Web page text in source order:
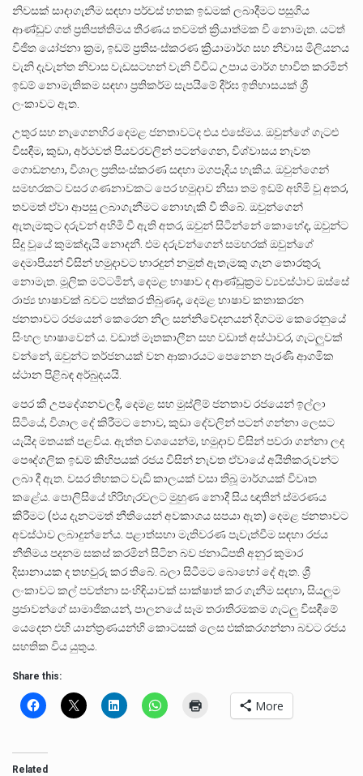
නිවසක් සාදාගැනීම සඳහා පර්චස් හතක ඉඩමක් ලබාදීමට පසුගිය
ආණ්ඩුව ගත් ප්‍රතිපත්තිමය තීරණය තවමත් ක්‍රියාත්මක වී නොමැත. යටත්
විජිත යෝජනා ක්‍රම, ඉඩම් ප්‍රතිසංස්කරණ ක්‍රියාමාර්ග සහ නිවාස මිලියනය
වැනි දැවැන්ත නිවාස වැඩසටහන් වැනි විවිධ උපාය මාර්ග භාවිත කරමින්
ඉඩම් නොමැතිකම සඳහා ප්‍රතිකර්ම සැපයීමේ දීර්ඝ ඉතිහාසයක් ශ්‍රී
ලංකාවට ඇත.
උතුර සහ නැගෙනහිර දෙමළ ජනතාවටද එය එසේමය. ඔවුන්ගේ ගැටළු
විසඳීම, කුඩා, අර්ථවත් පියවරවලින් පටන්ගෙන, විශ්වාසය නැවත
ගොඩනඟා, විශාල ප්‍රතිසංස්කරණ සඳහා මගපෑදිය හැකිය. ඔවුන්ගෙන්
සමහරකට වසර ගණනාවකට පෙර හමුදාව නිසා තම ඉඩම් අහිමි වූ අතර,
තවමත් ඒවා ආපසු ලබාගැනීමට නොහැකි වී තිබේ. ඔවුන්ගෙන්
ඇතැමකුට දරුවන් අහිමි වී ඇති අතර, ඔවුන් සිටින්නේ කොහේද, ඔවුන්ට
සිදු වූයේ කුමක්දැයි නොදනී. එම දරුවන්ගෙන් සමහරක් ඔවුන්ගේ
දෙමාපියන් විසින් හමුදාවට භාරදුන් නමුත් ඇතැමකු ගැන තොරතුරු
නොමැත. මූලික මට්ටමින්, දෙමළ භාෂාව ද ආණ්ඩුක්‍රම ව්‍යවස්ථාව ඔස්සේ
රාජ්‍ය භාෂාවක් බවට පත්කර තිබුණද, දෙමළ භාෂාව කතාකරන
ජනතාවට රජයෙන් කෙරෙන නිල සන්නිවේදනයන් දිගටම කෙරෙනුයේ
සිංහල භාෂාවෙන් ය. වඩාත් මෑතකාලීන සහ වඩාත් අස්ථාවර, ගැටලුවක්
වන්නේ, ඔවුන්ට තර්ජනයක් වන ආකාරයට පෙනෙන පැරණි ආගමික
ස්ථාන පිළිබඳ අර්බුදයයි.
පෙර කී උපදේශනවලදී, දෙමළ සහ මුස්ලිම් ජනතාව රජයෙන් ඉල්ලා
සිටියේ, විශාල දේ කිරීමට නොව, කුඩා දේවලින් පටන් ගන්නා ලෙසට
යැයිද මතයක් පළවිය. ඇත්ත වශයෙන්ම, හමුදාව විසින් පවරා ගන්නා ලද
පෞද්ගලික ඉඩම් කිහිපයක් රජය විසින් නැවත ඒවායේ අයිතිකරුවන්ට
ලබා දී ඇත. වසර තිහකට වැඩි කාලයක් වසා තිබූ මාර්ගයක් විවෘත
කළේය. පොලිසියේ හිරිහැරවලට මුහුණ නොදී සිය ඥාතින් ස්මරණය
කිරීමට (එය දැනටමත් නීතියෙන් අවකාශය සපයා ඇත) දෙමළ ජනතාවට
අවස්ථාව ලබාදුන්නේය. පළාත්සභා මැතිවරණ පැවැත්වීම සඳහා රජය
නීතිමය පදනම සකස් කරමින් සිටින බව ජනාධිපති අනුර කුමාර
දිසානායක ද තහවුරු කර තිබේ. බලා සිටීමට බොහෝ දේ ඇත. ශ්‍රී
ලංකාවට කල් පවත්නා සංහිඳියාවක් සාක්ෂාත් කර ගැනීම සඳහා, සියලුම
ප්‍රජාවන්ගේ සාමාජිකයන්, පාලනයේ සෑම තරාතිරමකම ගැටලු විසඳීමේ
යෙදෙන එහි යාන්ත්‍රණයන්හි කොටසක් ලෙස එක්කරගන්නා බවට රජය
සහතික විය යුතුය.
Share this:
More
Related